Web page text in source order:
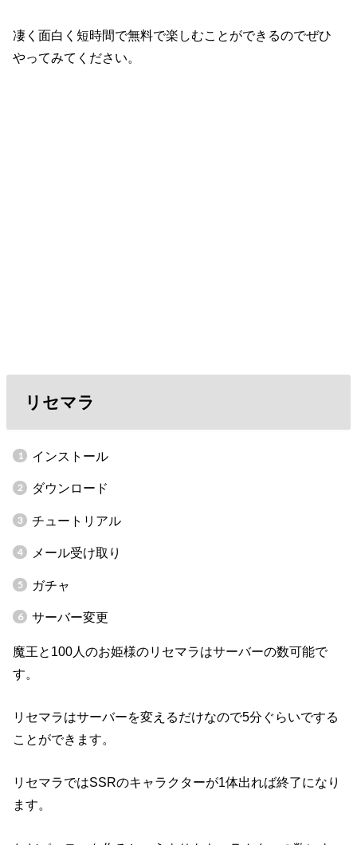
凄く面白く短時間で無料で楽しむことができるのでぜひ
やってみてください。
リセマラ
インストール
ダウンロード
チュートリアル
メール受け取り
ガチャ
サーバー変更
魔王と100人のお姫様のリセマラはサーバーの数可能で
す。
リセマラはサーバーを変えるだけなので5分ぐらいでする
ことができます。
リセマラではSSRのキャラクターが1体出れば終了になり
ます。